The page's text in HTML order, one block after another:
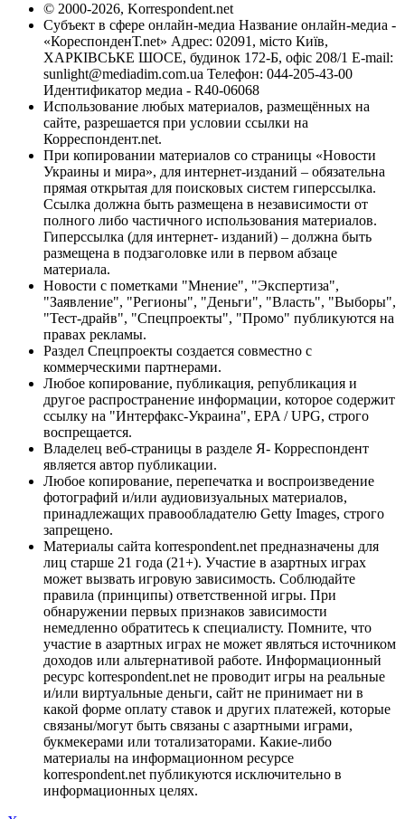
© 2000-2026, Korrespondent.net
Субъект в сфере онлайн-медиа Название онлайн-медиа -
«КореспонденТ.net» Адрес: 02091, місто Київ,
ХАРКІВСЬКЕ ШОСЕ, будинок 172-Б, офіс 208/1 E-mail:
sunlight@mediadim.com.ua Телефон: 044-205-43-00
Идентификатор медиа - R40-06068
Использование любых материалов, размещённых на
сайте, разрешается при условии ссылки на
Корреспондент.net.
При копировании материалов со страницы «Новости
Украины и мира», для интернет-изданий – обязательна
прямая открытая для поисковых систем гиперссылка.
Ссылка должна быть размещена в независимости от
полного либо частичного использования материалов.
Гиперссылка (для интернет- изданий) – должна быть
размещена в подзаголовке или в первом абзаце
материала.
Новости с пометками "Мнение", "Экспертиза",
"Заявление", "Регионы", "Деньги", "Власть", "Выборы",
"Тест-драйв", "Спецпроекты", "Промо" публикуются на
правах рекламы.
Раздел Спецпроекты создается совместно с
коммерческими партнерами.
Любое копирование, публикация, републикация и
другое распространение информации, которое содержит
ссылку на "Интерфакс-Украина", EPA / UPG, строго
воспрещается.
Владелец веб-страницы в разделе Я- Корреспондент
является автор публикации.
Любое копирование, перепечатка и воспроизведение
фотографий и/или аудиовизуальных материалов,
принадлежащих правообладателю Getty Images, строго
запрещено.
Материалы сайта korrespondent.net предназначены для
лиц старше 21 года (21+). Участие в азартных играх
может вызвать игровую зависимость. Соблюдайте
правила (принципы) ответственной игры. При
обнаружении первых признаков зависимости
немедленно обратитесь к специалисту. Помните, что
участие в азартных играх не может являться источником
доходов или альтернативой работе. Информационный
ресурс korrespondent.net не проводит игры на реальные
и/или виртуальные деньги, сайт не принимает ни в
какой форме оплату ставок и других платежей, которые
связаны/могут быть связаны с азартными играми,
букмекерами или тотализаторами. Какие-либо
материалы на информационном ресурсе
korrespondent.net публикуются исключительно в
информационных целях.